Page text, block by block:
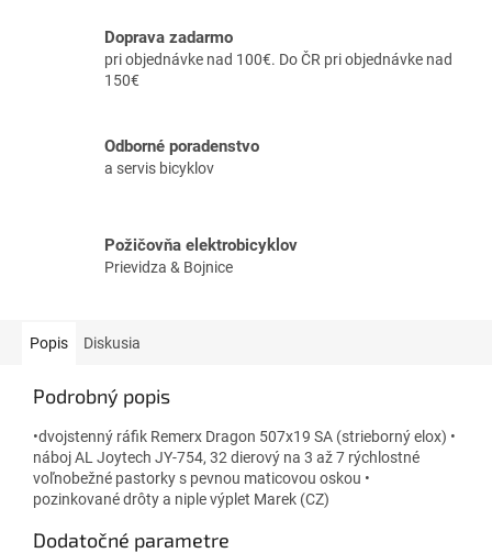
Doprava zadarmo
pri objednávke nad 100€. Do ČR pri objednávke nad
150€
Odborné poradenstvo
a servis bicyklov
Požičovňa elektrobicyklov
Prievidza & Bojnice
Popis Diskusia
Podrobný popis
•dvojstenný ráfik Remerx Dragon 507x19 SA (strieborný elox) •
náboj AL Joytech JY-754, 32 dierový na 3 až 7 rýchlostné
voľnobežné pastorky s pevnou maticovou oskou •
pozinkované drôty a niple výplet Marek (CZ)
Dodatočné parametre